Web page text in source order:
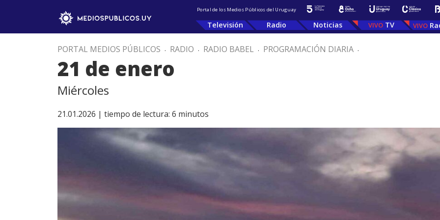
Portal de los Medios Públicos del Uruguay
Televisión Radio Noticias TV
PORTAL MEDIOS PÚBLICOS . RADIO . RADIO BABEL . PROGRAMACIÓN DIARIA .
21 de enero
Miércoles
21.01.2026 | tiempo de lectura: 6 minutos